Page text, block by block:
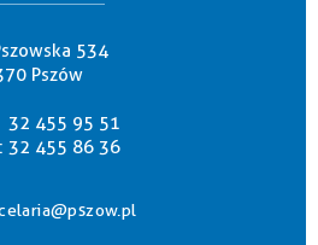
534
Pszów
32 455 95 51
32 455 86 36